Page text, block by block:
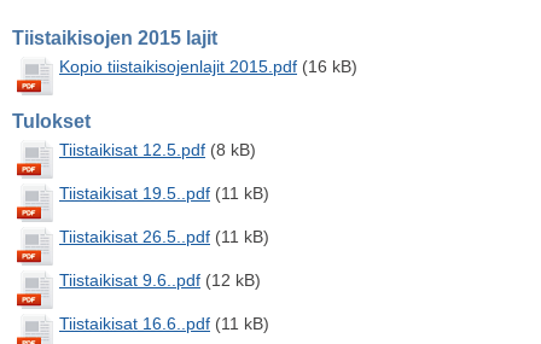
Tiistaikisojen 2015 lajit
Kopio tiistaikisojenlajit 2015.pdf (16 kB)
Tulokset
Tiistaikisat 12.5.pdf (8 kB)
Tiistaikisat 19.5..pdf (11 kB)
Tiistaikisat 26.5..pdf (11 kB)
Tiistaikisat 9.6..pdf (12 kB)
Tiistaikisat 16.6..pdf (11 kB)